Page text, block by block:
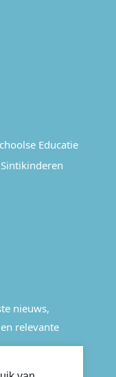
Educatie
nieuws,
relevante